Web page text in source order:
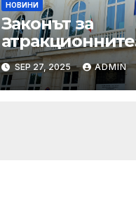
НОВИНИ
Законът за
атракционните
услуги е
публикуван за
обществено
SEP 27, 2025 ADMIN